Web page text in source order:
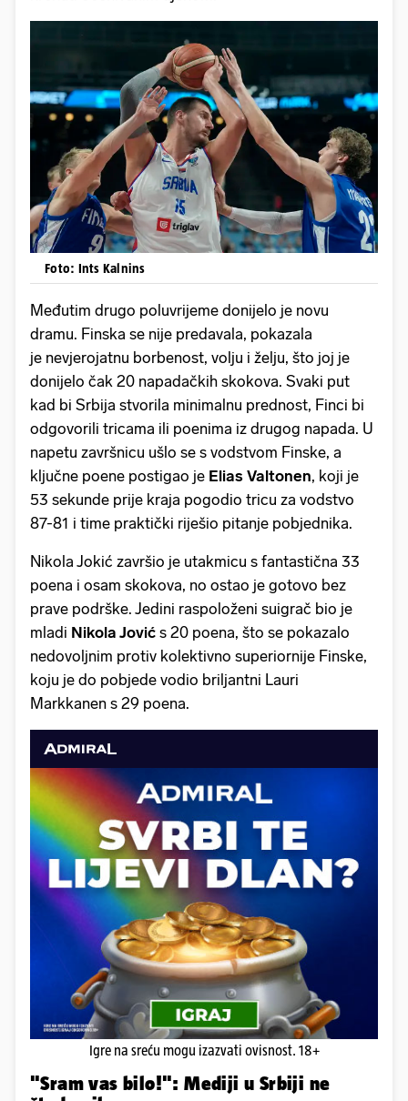
Foto: Ints Kalnins
Međutim drugo poluvrijeme donijelo je novu
dramu. Finska se nije predavala, pokazala
je nevjerojatnu borbenost, volju i želju, što joj je
donijelo čak 20 napadačkih skokova. Svaki put
kad bi Srbija stvorila minimalnu prednost, Finci bi
odgovorili tricama ili poenima iz drugog napada. U
napetu završnicu ušlo se s vodstvom Finske, a
ključne poene postigao je Elias Valtonen, koji je
53 sekunde prije kraja pogodio tricu za vodstvo
87-81 i time praktički riješio pitanje pobjednika.
Nikola Jokić završio je utakmicu s fantastična 33
poena i osam skokova, no ostao je gotovo bez
prave podrške. Jedini raspoloženi suigrač bio je
mladi Nikola Jović s 20 poena, što se pokazalo
nedovoljnim protiv kolektivno superiornije Finske,
koju je do pobjede vodio briljantni Lauri
Markkanen s 29 poena.
Igre na sreću mogu izazvati ovisnost. 18+
"Sram vas bilo!": Mediji u Srbiji ne